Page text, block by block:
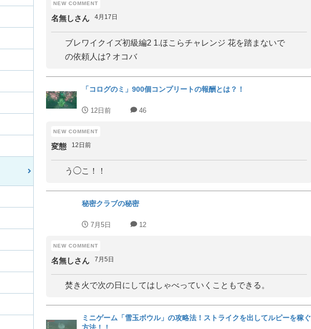
名無しさん 4月17日
ブレワイクイズ初級編2 1.ほこらチャレンジ 花を踏まないで
の依頼人は? オコバ
「コログのミ」900個コンプリートの報酬とは？！
12日前 46
変態 12日前
う◯こ！！
秘密クラブの秘密
7月5日 12
名無しさん 7月5日
焚き火で次の日にしてはしゃべっていくこともできる。
ミニゲーム「雪玉ボウル」の攻略法！ストライクを出してルピーを稼ぐ